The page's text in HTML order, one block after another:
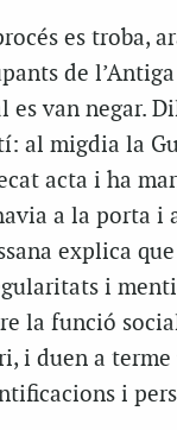
es troba,
de
es van negar.
al migdia la
acta i ha
a la porta i
explica
i
la funció
i duen a
i